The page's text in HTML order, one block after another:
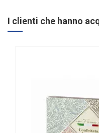
Supply Qty 1
I clienti che hanno